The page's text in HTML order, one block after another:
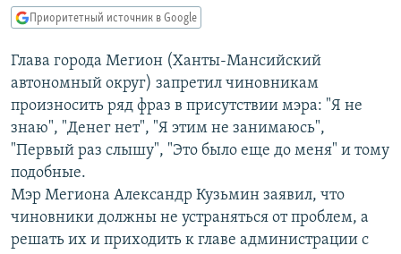
главной
навигации
Вернутся
поиску
IDEL.РЕАЛИИ
КАВКАЗ.РЕАЛИИ
СИБИРЬ.РЕАЛИИ
РАСПИСАНИЕ ВЕЩАНИЯ
ПОДПИШИТЕСЬ НА РАССЫЛКУ
СОЦИАЛЬНЫЕ СЕТИ
Приоритетный источник в Google
Глава города Мегион (Ханты-Мансийский
автономный округ) запретил чиновникам
произносить ряд фраз в присутствии мэра: "Я не
знаю", "Денег нет", "Я этим не занимаюсь",
"Первый раз слышу", "Это было еще до меня" и тому
подобные.
Мэр Мегиона Александр Кузьмин заявил, что
чиновники должны не устраняться от проблем, а
решать их и приходить к главе администрации с